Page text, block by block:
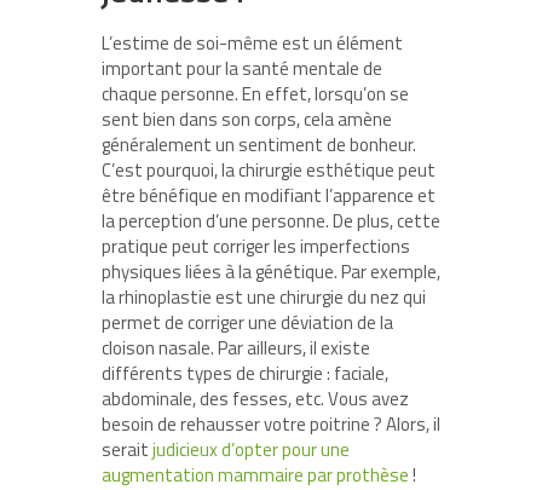
L’estime de soi-même est un élément
important pour la santé mentale de
chaque personne. En effet, lorsqu’on se
sent bien dans son corps, cela amène
généralement un sentiment de bonheur.
C’est pourquoi, la chirurgie esthétique peut
être bénéfique en modifiant l’apparence et
la perception d’une personne. De plus, cette
pratique peut corriger les imperfections
physiques liées à la génétique. Par exemple,
la rhinoplastie est une chirurgie du nez qui
permet de corriger une déviation de la
cloison nasale. Par ailleurs, il existe
différents types de chirurgie : faciale,
abdominale, des fesses, etc. Vous avez
besoin de rehausser votre poitrine ? Alors, il
seraitjudicieux d’opter pour une
augmentation mammaire par prothèse!